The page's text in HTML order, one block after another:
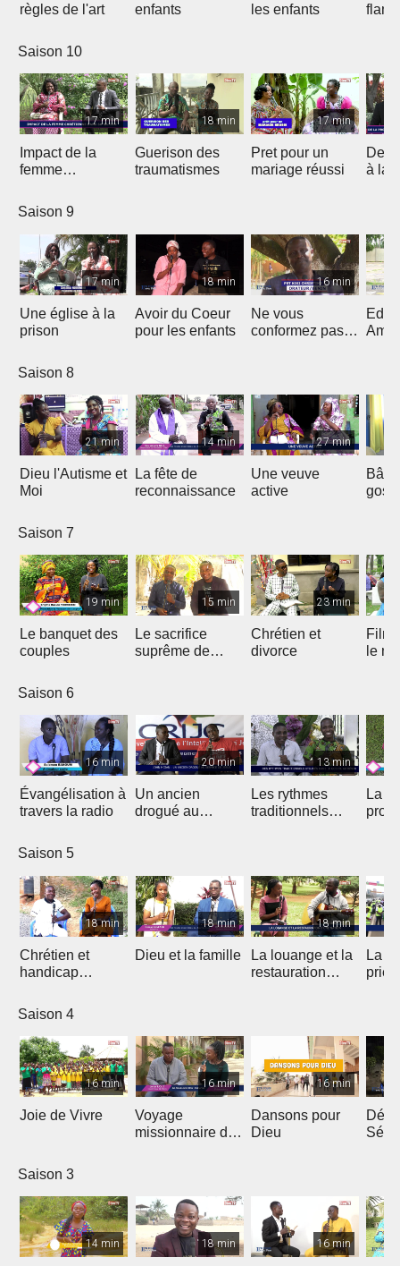
règles de l'art
enfants
les enfants
Saison 10
17 min
Impact de la
femme
sa Nation
18 min
Guerison des
traumatismes
17 min
Pret pour un
mariage réussi
De
à la
Saison 9
17 min
Une église à la
prison
18 min
Avoir du Coeur
pour les enfants
16 min
Ne vous
conformez pas
Saison 8
21 min
Dieu l'Autisme et
Moi
14 min
La fête de
reconnaissance
27 min
Une veuve
active
Bâtir
Saison 7
19 min
Le banquet des
couples
15 min
Le sacrifice
suprême de
23 min
Chrétien et
divorce
Film
le
Saison 6
16 min
Évangélisation à
travers la radio
20 min
Un ancien
drogué au
13 min
Les rythmes
traditionnels
La
Saison 5
18 min
Chrétien et
handicap
18 min
Dieu et la famille
18 min
La louange et la
restauration
La
Saison 4
16 min
Joie de Vivre
16 min
Voyage
missionnaire de
16 min
Dansons pour
Dieu
Saison 3
14 min 18 min 16 min